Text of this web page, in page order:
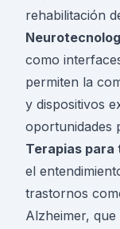
rehabilitación
como
permiten la
y dispositivos
oportunidades
Terapias
el
trastornos
Alzheimer,